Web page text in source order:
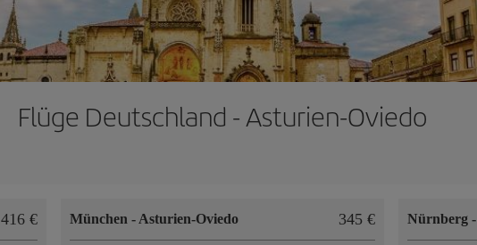
Flüge Deutschland - Asturien-Oviedo
416 € München - Asturien-Oviedo 345 € Nürnberg-